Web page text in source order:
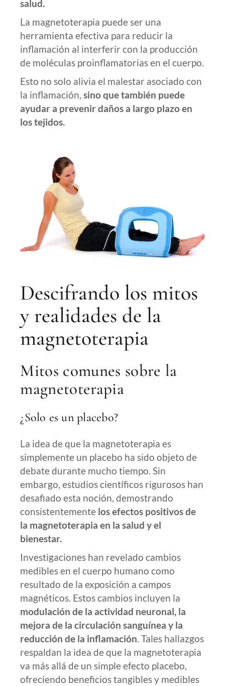
salud.
La magnetoterapia puede ser una
herramienta efectiva para reducir la
inflamación al interferir con la producción
de moléculas proinflamatorias en el cuerpo.
Esto no solo alivia el malestar asociado con
la inflamación,sino que también puede
ayudar a prevenir daños a largo plazo en
los tejidos.
Descifrando los mitos
y realidades de la
magnetoterapia
Mitos comunes sobre la
magnetoterapia
¿Solo es un placebo?
La idea de que la magnetoterapia es
simplemente un placebo ha sido objeto de
debate durante mucho tiempo. Sin
embargo, estudios científicos rigurosos han
desafiado esta noción, demostrando
consistentemente los efectos positivos de
la magnetoterapia en la salud y el
bienestar.
Investigaciones han revelado cambios
medibles en el cuerpo humano como
resultado de la exposición a campos
magnéticos. Estos cambios incluyen la
modulación de la actividad neuronal, la
mejora de la circulación sanguínea y la
reducción de la inflamación. Tales hallazgos
respaldan la idea de que la magnetoterapia
va más allá de un simple efecto placebo,
ofreciendo beneficios tangibles y medibles